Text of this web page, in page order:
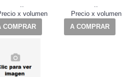
x volumen
COMPRAR
Precio x volumen
A COMPRAR